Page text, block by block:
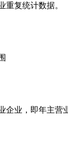
重复统计数据。
业，即年主营业